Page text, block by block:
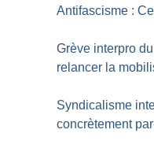
Antifascisme :
Grève interpro
relancer la
Syndicalisme
concrètement